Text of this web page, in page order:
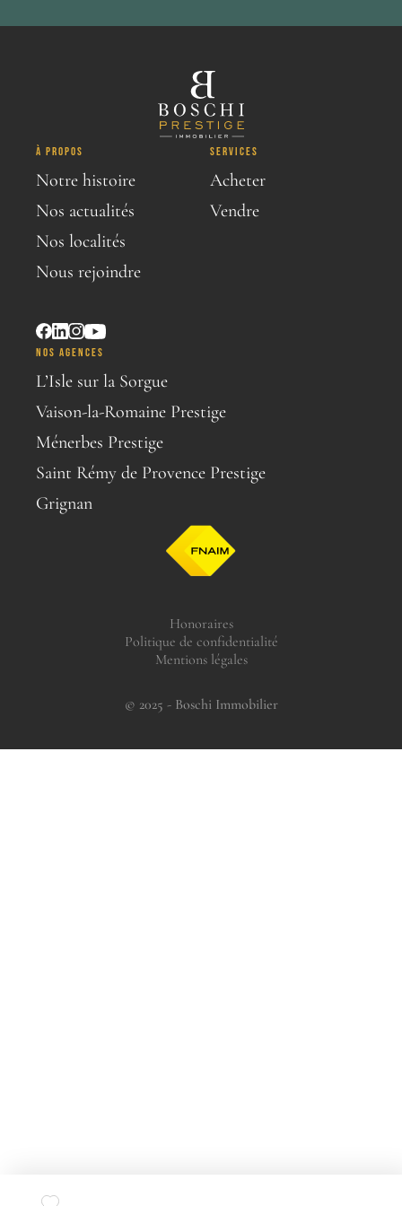
À PROPOS
Notre histoire
Nos actualités
Nos localités
Nous rejoindre
SERVICES
Acheter
Vendre
NOS AGENCES
L’Isle sur la Sorgue
Vaison-la-Romaine Prestige
Ménerbes Prestige
Saint Rémy de Provence Prestige
Grignan
Honoraires
Politique de confidentialité
Mentions légales
© 2025 - Boschi Immobilier